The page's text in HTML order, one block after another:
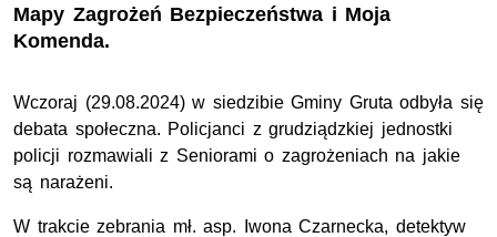
Mapy Zagrożeń Bezpieczeństwa i Moja
Komenda.
Wczoraj (29.08.2024) w siedzibie Gminy Gruta odbyła się
debata społeczna. Policjanci z grudziądzkiej jednostki
policji rozmawiali z Seniorami o zagrożeniach na jakie
są narażeni.
W trakcie zebrania mł. asp. Iwona Czarnecka, detektyw